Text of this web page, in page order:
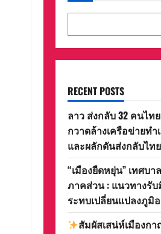
RECENT POSTS
ลาว ส่งกลับ 32 คนไท
กวาดล้างเครือข่ายท
และผลักดันส่งกลับไทย
“เมืองยืดหยุ่น” เทศบ
ภาคส่วน : แนวทางรั
ระทบเปลี่ยนแปลงภูมิ
สัมผัสเสน่ห์เมืองก